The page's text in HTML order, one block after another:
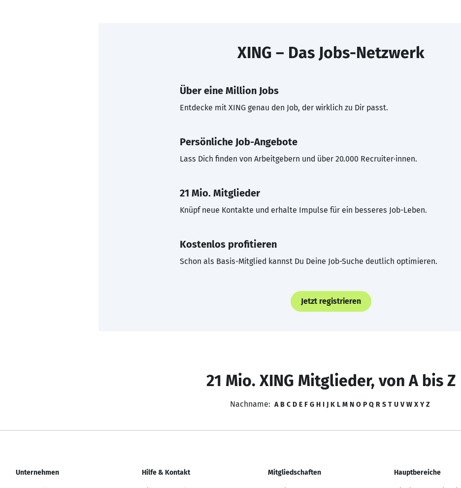
XING – Das Jobs-Netzwerk
Über eine Million Jobs
Entdecke mit XING genau den Job, der wirklich zu Dir passt.
Persönliche Job-Angebote
Lass Dich finden von Arbeitgebern und über 20.000 Recruiter·innen.
21 Mio. Mitglieder
Knüpf neue Kontakte und erhalte Impulse für ein besseres Job-Leben.
Kostenlos profitieren
Schon als Basis-Mitglied kannst Du Deine Job-Suche deutlich optimieren.
Jetzt registrieren
21 Mio. XING Mitglieder, von A bis Z
Nachname: A B C D E F G H I J K L M N O P Q R S T U V W X Y Z
Unternehmen Hilfe & Kontakt Mitgliedschaften Hauptbereiche